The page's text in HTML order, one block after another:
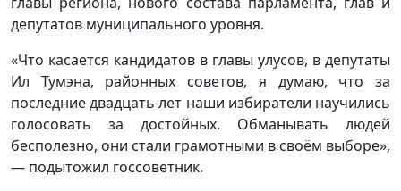
депутатов муниципального уровня.
«Что касается кандидатов в главы улусов, в депутаты
Ил Тумэна, районных советов, я думаю, что за
последние двадцать лет наши избиратели научились
голосовать за достойных. Обманывать людей
бесполезно, они стали грамотными в своём выборе»,
— подытожил госсоветник.